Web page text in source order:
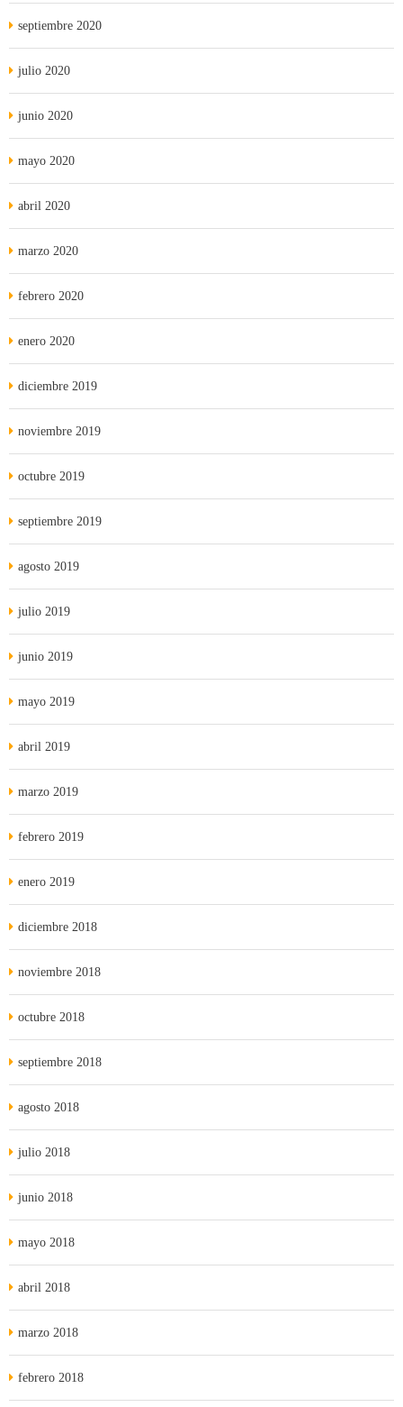
septiembre 2020
julio 2020
junio 2020
mayo 2020
abril 2020
marzo 2020
febrero 2020
enero 2020
diciembre 2019
noviembre 2019
octubre 2019
septiembre 2019
agosto 2019
julio 2019
junio 2019
mayo 2019
abril 2019
marzo 2019
febrero 2019
enero 2019
diciembre 2018
noviembre 2018
octubre 2018
septiembre 2018
agosto 2018
julio 2018
junio 2018
mayo 2018
abril 2018
marzo 2018
febrero 2018